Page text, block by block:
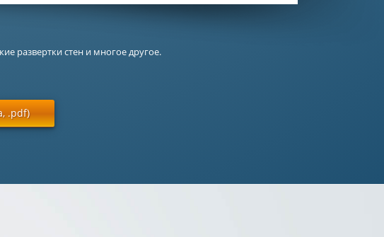
развертки стен и многое другое.
.pdf)